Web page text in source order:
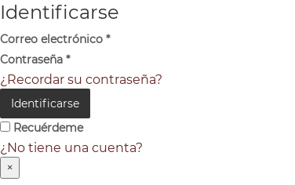
Identificarse
Correo electrónico *
Contraseña *
¿Recordar su contraseña?
Identificarse
Recuérdeme
¿No tiene una cuenta?
×